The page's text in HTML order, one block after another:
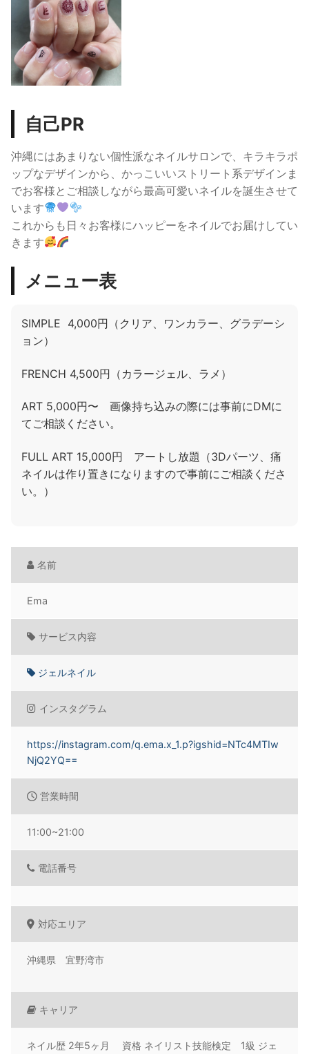
自己PR
沖縄にはあまりない個性派なネイルサロンで、キラキラポ
ップなデザインから、かっこいいストリート系デザインま
でお客様とご相談しながら最高可愛いネイルを誕生させて
います
これからも日々お客様にハッピーをネイルでお届けしてい
きます
メニュー表
SIMPLE 4,000円（クリア、ワンカラー、グラデーシ
ョン）
FRENCH 4,500円（カラージェル、ラメ）
ART 5,000円〜 画像持ち込みの際には事前にDMに
てご相談ください。
FULL ART 15,000円 アートし放題（3Dパーツ、痛
ネイルは作り置きになりますので事前にご相談くださ
い。）
名前
Ema
サービス内容
ジェルネイル
インスタグラム
https://instagram.com/q.ema.x_1.p?igshid=NTc4MTIw
NjQ2YQ==
営業時間
11:00~21:00
電話番号
対応エリア
沖縄県 宜野湾市
キャリア
ネイル歴 2年5ヶ月 資格 ネイリスト技能検定 1級 ジェ